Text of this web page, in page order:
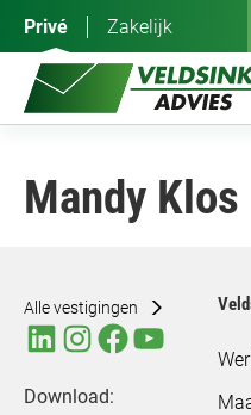
inhoud
Privé Zakelijk
Mandy Klos
Alle vestigingen
Download: